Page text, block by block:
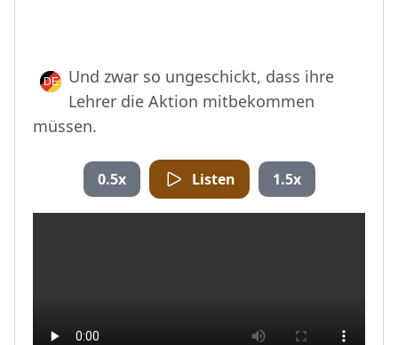
Und zwar so ungeschickt, dass ihre
Lehrer die Aktion mitbekommen
müssen.
0.5x Listen 1.5x